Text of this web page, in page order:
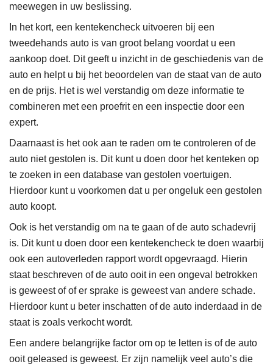
meewegen in uw beslissing.
In het kort, een kentekencheck uitvoeren bij een
tweedehands auto is van groot belang voordat u een
aankoop doet. Dit geeft u inzicht in de geschiedenis van de
auto en helpt u bij het beoordelen van de staat van de auto
en de prijs. Het is wel verstandig om deze informatie te
combineren met een proefrit en een inspectie door een
expert.
Daarnaast is het ook aan te raden om te controleren of de
auto niet gestolen is. Dit kunt u doen door het kenteken op
te zoeken in een database van gestolen voertuigen.
Hierdoor kunt u voorkomen dat u per ongeluk een gestolen
auto koopt.
Ook is het verstandig om na te gaan of de auto schadevrij
is. Dit kunt u doen door een kentekencheck te doen waarbij
ook een autoverleden rapport wordt opgevraagd. Hierin
staat beschreven of de auto ooit in een ongeval betrokken
is geweest of of er sprake is geweest van andere schade.
Hierdoor kunt u beter inschatten of de auto inderdaad in de
staat is zoals verkocht wordt.
Een andere belangrijke factor om op te letten is of de auto
ooit geleased is geweest. Er zijn namelijk veel auto’s die